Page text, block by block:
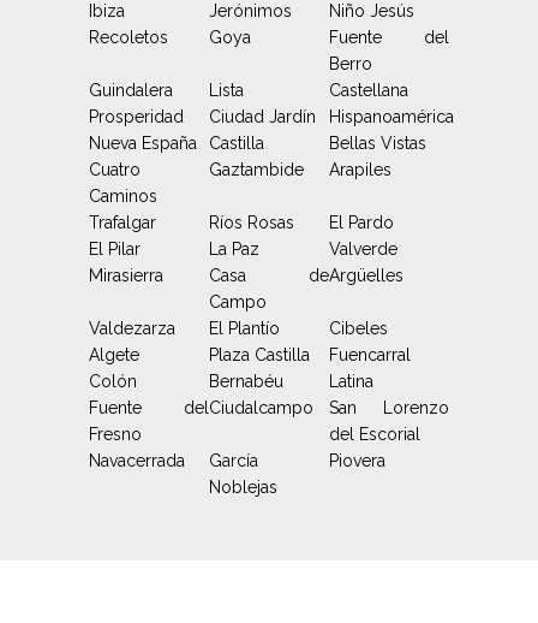
Ibiza
Jerónimos
Niño Jesús
Recoletos
Goya
Fuente del
Berro
Guindalera
Lista
Castellana
Prosperidad
Ciudad Jardín
Hispanoamérica
Nueva España
Castilla
Bellas Vistas
Cuatro
Caminos
Gaztambide Arapiles
Trafalgar Ríos Rosas
El Pardo
El Pilar
La Paz
Valverde
Mirasierra
Casa de
Campo
Argüelles
Valdezarza El Plantío
Cibeles
Algete
Plaza Castilla
Fuencarral
Colón
Bernabéu
Latina
Fuente del
Fresno
Ciudalcampo
San Lorenzo
del Escorial
Navacerrada
García
Noblejas
Piovera